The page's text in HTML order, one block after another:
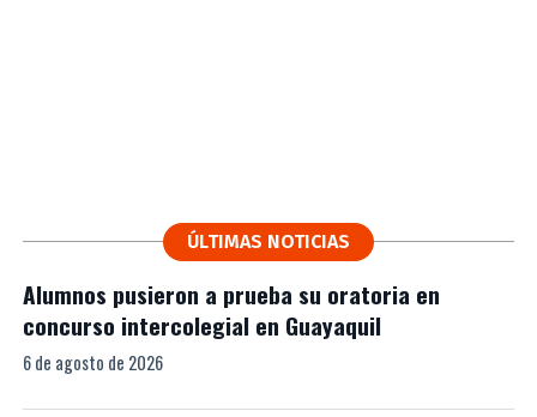
ÚLTIMAS NOTICIAS
Alumnos pusieron a prueba su oratoria en
concurso intercolegial en Guayaquil
6 de agosto de 2026